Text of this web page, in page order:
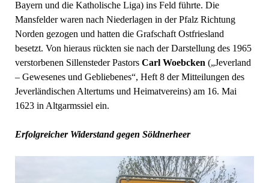
Bayern und die Katholische Liga) ins Feld führte. Die
Mansfelder waren nach Niederlagen in der Pfalz Richtung
Norden gezogen und hatten die Grafschaft Ostfriesland
besetzt. Von hieraus rückten sie nach der Darstellung des 1965
verstorbenen Sillensteder Pastors Carl Woebcken („Jeverland
– Gewesenes und Gebliebenes“, Heft 8 der Mitteilungen des
Jeverländischen Altertums und Heimatvereins) am 16. Mai
1623 in Altgarmssiel ein.
Erfolgreicher Widerstand gegen Söldnerheer